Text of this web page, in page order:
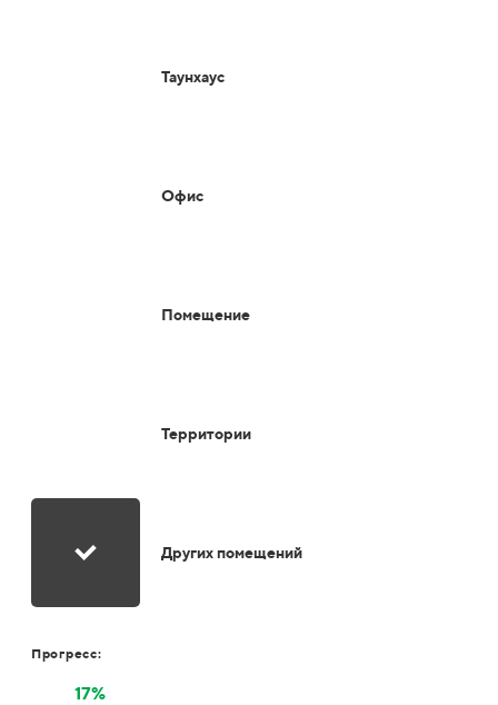
Таунхаус
Офис
Помещение
Территории
Других помещений
Прогресс:
17%